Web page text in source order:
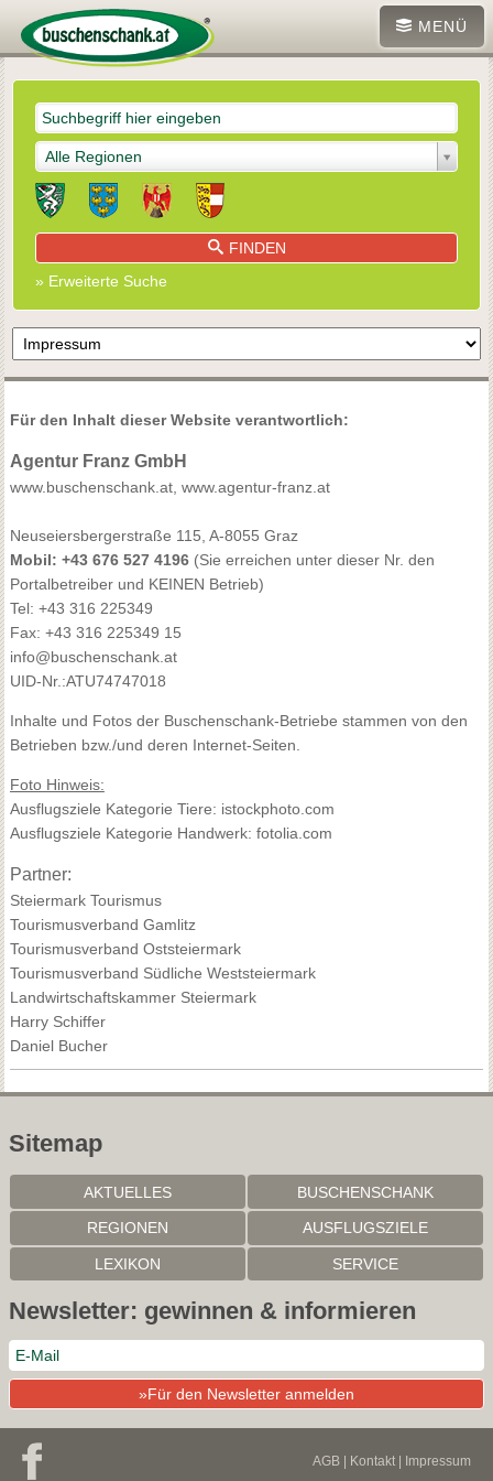
MENÜ
Alle Regionen
FINDEN
» Erweiterte Suche
Für den Inhalt dieser Website verantwortlich:
Agentur Franz GmbH
www.buschenschank.at, www.agentur-franz.at
Neuseiersbergerstraße 115, A-8055 Graz
Mobil: +43 676 527 4196(Sie erreichen unter dieser Nr. den
Portalbetreiber und KEINEN Betrieb)
Tel: +43 316 225349
Fax: +43 316 225349 15
info@buschenschank.at
UID-Nr.:ATU74747018
Inhalte und Fotos der Buschenschank-Betriebe stammen von den
Betrieben bzw./und deren Internet-Seiten.
Foto Hinweis:
Ausflugsziele Kategorie Tiere: istockphoto.com
Ausflugsziele Kategorie Handwerk: fotolia.com
Partner:
Steiermark Tourismus
Tourismusverband Gamlitz
Tourismusverband Oststeiermark
Tourismusverband Südliche Weststeiermark
Landwirtschaftskammer Steiermark
Harry Schiffer
Daniel Bucher
Sitemap
AKTUELLES BUSCHENSCHANK
REGIONEN AUSFLUGSZIELE
LEXIKON SERVICE
Newsletter: gewinnen & informieren
»Für den Newsletter anmelden
AGB | Kontakt | Impressum